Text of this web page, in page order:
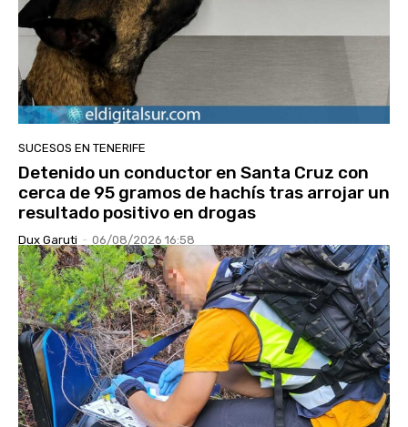
SUCESOS EN TENERIFE
Detenido un conductor en Santa Cruz con
cerca de 95 gramos de hachís tras arrojar un
resultado positivo en drogas
Dux Garuti - 06/08/2026 16:58